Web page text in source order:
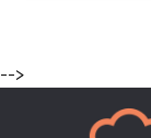
-->